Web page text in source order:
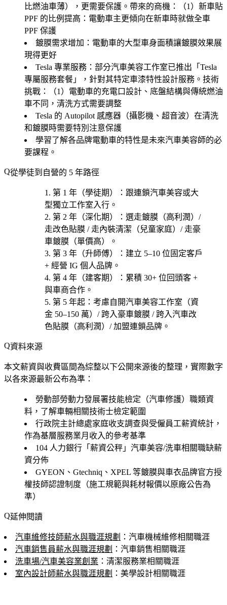
比燃油車薄），更需要保護。帶來的商機：（1） 新車貼
PPF 的比例提高 ：電動車主更傾向在新車時就做全車
PPF 保護
鍍膜需求增加 ：電動車的大型車身面積讓鍍膜效果展
現得更好
Tesla 專業服務 ：部分汽車美容工作室已推出「Tesla
專屬服務套餐」，針對其特定車漆特性設計服務。技術
挑戰：（1）電動車的充電口設計、底盤結構與傳統燃油
車不同，清洗方式需要調整
Tesla 的 Autopilot 感應器（攝影機、超音波）在清洗
和鍍膜時需要特別注意保護
學習了解各品牌電動車的特性是未來汽車美容師的必
要課程。
從學徒到自營的 5 年路徑
第 1 年（學徒期）
：跟連鎖汽車美容或大
型獨立工作室入行。
第 2 年（深化期）
：選走鍍膜（高利潤）/
走改色貼膜 / 走內裝清潔（兒童家庭）/ 走豪
車鍍膜（單價高）
。
第 3 年（升師傅）
：建立 5–10 位固定客戶
+ 經營 IG 個人品牌。
第 4 年（建客期）
：累積 30+ 位回頭客 +
與車商合作。
第 5 年起 ：考慮自開汽車美容工作室（資
金 50–150 萬）/ 跨入豪車鍍膜 / 跨入汽車改
色貼膜（高利潤）/ 加盟連鎖品牌 。
資料來源
本文薪資與收費區間為綜整以下公開來源後的整理，實際數字
以各來源最新公布為準：
勞動部勞動力發展署技能檢定（汽車修護）職類資
料，了解車輛相關技術士檢定範圍
行政院主計總處家庭收支調查與受僱員工薪資統計，
作為基層服務業月收入的參考基準
104 人力銀行「薪資公秤」汽車美容/洗車相關職缺薪
資分佈
GYEON、Gtechniq、XPEL 等鍍膜與車衣品牌官方授
權技師認證制度（施工規範與耗材報價以原廠公告為
準）
延伸閱讀
汽車維修技師薪水與職涯規劃 ：汽車機械維修相關職涯
汽車銷售員薪水與職涯規劃 ：汽車銷售相關職涯
洗車場/汽車美容業創業 ：清潔服務業相關職涯
室內設計師薪水與職涯規劃 ：美學設計相關職涯